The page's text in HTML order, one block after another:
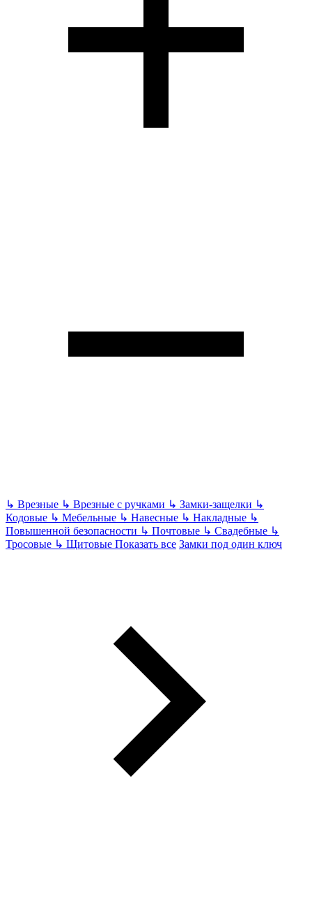
↳ Врезные ↳ Врезные с ручками ↳ Замки-защелки ↳
Кодовые ↳ Мебельные ↳ Навесные ↳ Накладные ↳
Повышенной безопасности ↳ Почтовые ↳ Свадебные ↳
Тросовые ↳ Щитовые Показать все Замки под один ключ